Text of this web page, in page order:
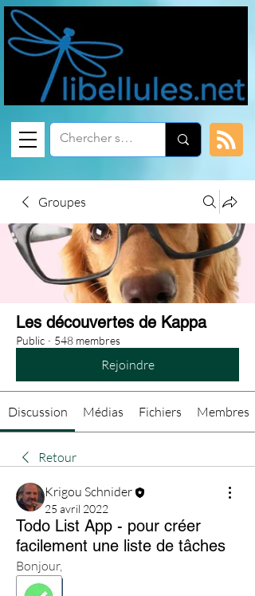
Groupes
Les découvertes de Kappa
Public · 548 membres
Rejoindre
Discussion Médias Fichiers Membres
Retour
Krigou Schnider
25 avril 2022
Todo List App - pour créer
facilement une liste de tâches
Bonjour,